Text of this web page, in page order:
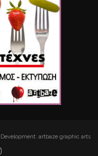
artbaze graphic arts